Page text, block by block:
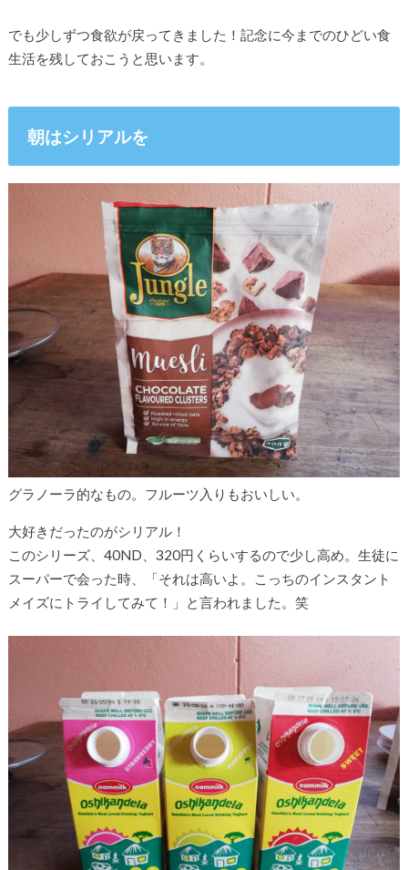
でも少しずつ食欲が戻ってきました！記念に今までのひどい食
生活を残しておこうと思います。
朝はシリアルを
グラノーラ的なもの。フルーツ入りもおいしい。
大好きだったのがシリアル！
このシリーズ、40ND、320円くらいするので少し高め。生徒に
スーパーで会った時、「それは高いよ。こっちのインスタント
メイズにトライしてみて！」と言われました。笑